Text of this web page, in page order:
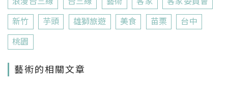
新竹
芋頭 雄獅旅遊 美食 苗栗
台中
桃園
藝術的相關文章